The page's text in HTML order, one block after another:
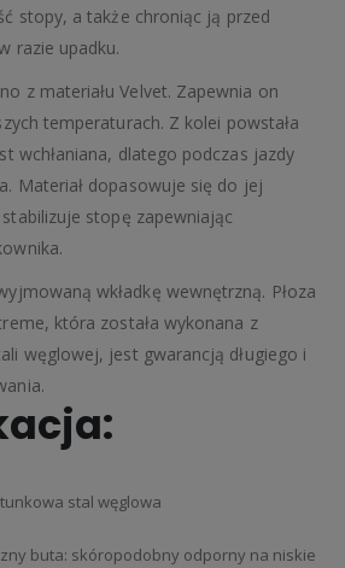
stopy, a także chroniąc ją przed
razie upadku.
z materiału Velvet. Zapewnia on
temperaturach. Z kolei powstała
wchłaniana, dlatego podczas jazdy
Materiał dopasowuje się do jej
stopę zapewniając
wkładkę wewnętrzną. Płoza
która została wykonana z
węglowej, jest gwarancją długiego i
stal węglowa
buta: skóropodobny odporny na niskie